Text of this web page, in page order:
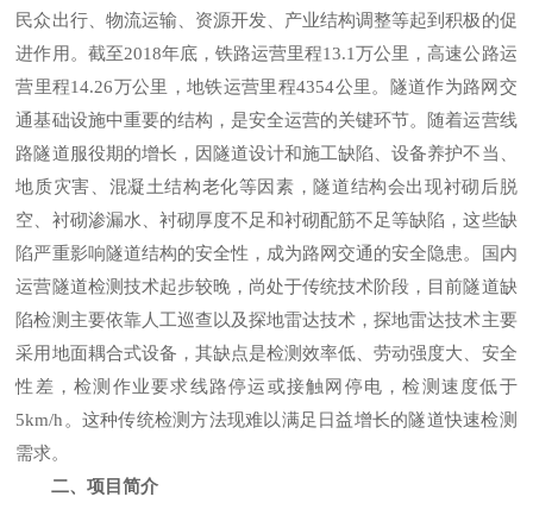
民众出行、物流运输、资源开发、产业结构调整等起到积极的促
进作用。截至2018年底，铁路运营里程13.1万公里，高速公路运
营里程14.26万公里，地铁运营里程4354公里。隧道作为路网交
通基础设施中重要的结构，是安全运营的关键环节。随着运营线
路隧道服役期的增长，因隧道设计和施工缺陷、设备养护不当、
地质灾害、混凝土结构老化等因素，隧道结构会出现衬砌后脱
空、衬砌渗漏水、衬砌厚度不足和衬砌配筋不足等缺陷，这些缺
陷严重影响隧道结构的安全性，成为路网交通的安全隐患。国内
运营隧道检测技术起步较晚，尚处于传统技术阶段，目前隧道缺
陷检测主要依靠人工巡查以及探地雷达技术，探地雷达技术主要
采用地面耦合式设备，其缺点是检测效率低、劳动强度大、安全
性差，检测作业要求线路停运或接触网停电，检测速度低于
5km/h。这种传统检测方法现难以满足日益增长的隧道快速检测
需求。
二、项目简介